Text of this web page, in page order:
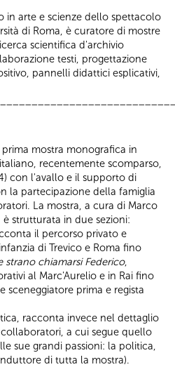
in arte e scienze dello spettacolo
di Roma, è curatore di mostre
scientifica d'archivio
testi, progettazione
pannelli didattici esplicativi,
prima mostra monografica in
recentemente scomparso,
con l'avallo e il supporto di
la partecipazione della famiglia
La mostra, a cura di Marco
è strutturata in due sezioni:
il percorso privato e
di Trevico e Roma fino
strano chiamarsi Federico,
al Marc'Aurelio e in Rai fino
prima e regista
racconta invece nel dettaglio
a cui segue quello
sue grandi passioni: la politica,
di tutta la mostra).